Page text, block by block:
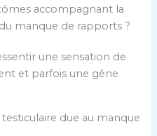
accompagnant la
manque de rapports ?
une sensation de
et parfois une gêne
due au manque